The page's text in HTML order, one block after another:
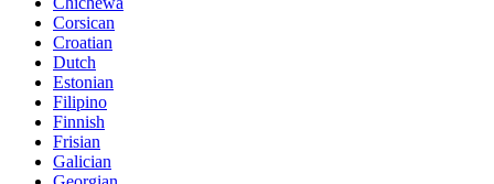
Corsican
Croatian
Dutch
Estonian
Filipino
Finnish
Frisian
Galician